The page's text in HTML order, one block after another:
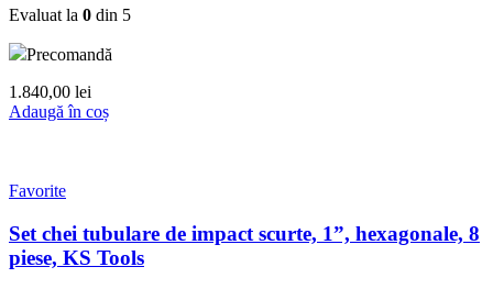
Evaluat la 0 din 5
Precomandă
1.840,00 lei
Adaugă în coș
Favorite
Set chei tubulare de impact scurte, 1”, hexagonale, 8
piese, KS Tools